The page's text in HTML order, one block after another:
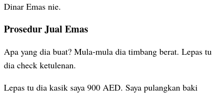
Dinar Emas nie.
Prosedur Jual Emas
Apa yang dia buat? Mula-mula dia timbang berat. Lepas tu
dia check ketulenan.
Lepas tu dia kasik saya 900 AED. Saya pulangkan baki